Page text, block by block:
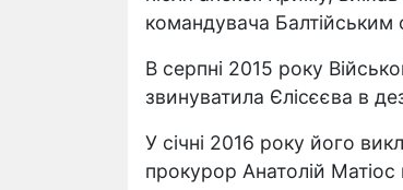
командувача
В серпні 2015 року
звинуватила Єлісєєва в
У січні 2016 року його
прокурор Анатолій